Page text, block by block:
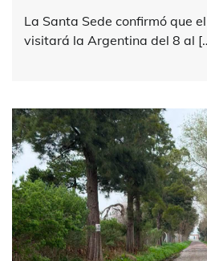
La Santa Sede confirmó que
visitará la Argentina del 8 al